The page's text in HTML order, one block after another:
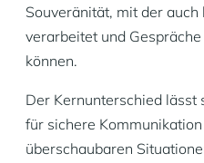
Souveränität, mit der
verarbeitet und
können.
Der Kernunterschied lässt
für sichere
überschaubaren